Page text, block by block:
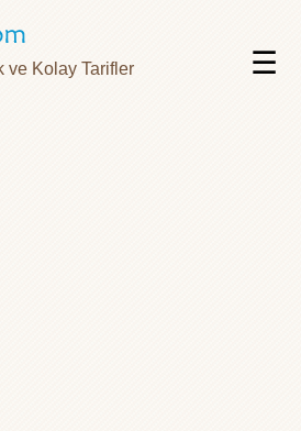
ve Kolay Tarifler ☰